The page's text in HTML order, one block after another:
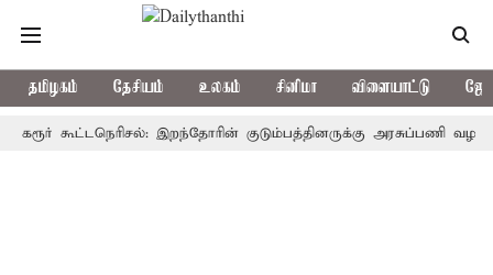
தமிழகம் தேசியம் உலகம் சினிமா விளையாட்டு
கூட்டநெரிசல்: இறந்தோரின் குடும்பத்தினருக்கு அரசுப்பணி வழக்கு;